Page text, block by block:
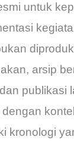
untuk
arsip
publikasi
kronologi